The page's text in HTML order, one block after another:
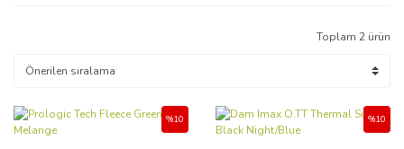
Toplam 2 ürün
%10 %10